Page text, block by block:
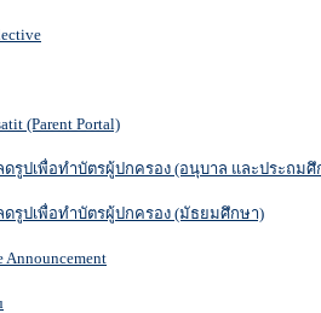
(Parent Portal)
รูปเพื่อทำบัตรผู้ปกครอง (อนุบาล และประถมศึ
รูปเพื่อทำบัตรผู้ปกครอง (มัธยมศึกษา)
Announcement